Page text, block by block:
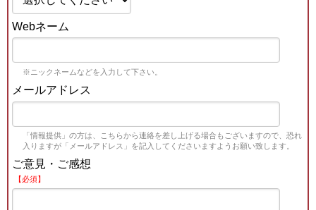
Webネーム
※ニックネームなどを入力して下さい。
メールアドレス
「情報提供」の方は、こちらから連絡を差し上げる場合もございますので、恐れ
入りますが「メールアドレス」を記入してくださいますようお願い致します。
ご意見・ご感想
【必須】